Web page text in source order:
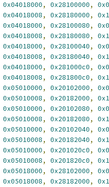
0x04018000, 0x28100000,
0x04018008, 0x28180000,
0x04018000, 0x28100080,
0x04018008, 0x28180080,
0x04018000, 0x28100040,
0x04018008, 0x28180040,
0x04018000, 0x281000c0,
0x04018008, 0x281800c0,
0x05010000, 0x20102000,
0x05010008, 0x20182000,
0x05010000, 0x20102080,
0x05010008, 0x20182080,
0x05010000, 0x20102040,
0x05010008, 0x20182040,
0x05010000, 0x201020c0,
0x05010008, 0x201820c0,
0x05018000, 0x28102000,
0x05018008, 0x28182000,